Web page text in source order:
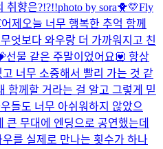
취향은?!?!!photo by sora🐥💛Fly
제오늘 너무 행복한 추억 함께
엇보다 와우랑 더 가까워지고 친
선물 같은 주말이었어요💟 항상
너무 소중해서 빨리 가는 것 같
함께할 거라는 걸 알고 그렇게 믿
들도 너무 아쉬워하지 않았으
큰 무대에 엔딩으로 공연했는데
를 실제로 만나는 횟수가 하나